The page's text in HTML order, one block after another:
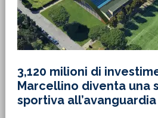
3,120 milioni di
Marcellino diventa una
sportiva all’avanguardia